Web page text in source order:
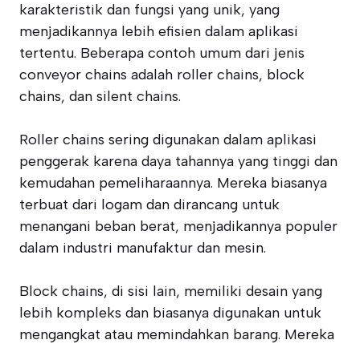
karakteristik dan fungsi yang unik, yang
menjadikannya lebih efisien dalam aplikasi
tertentu. Beberapa contoh umum dari jenis
conveyor chains adalah roller chains, block
chains, dan silent chains.
Roller chains sering digunakan dalam aplikasi
penggerak karena daya tahannya yang tinggi dan
kemudahan pemeliharaannya. Mereka biasanya
terbuat dari logam dan dirancang untuk
menangani beban berat, menjadikannya populer
dalam industri manufaktur dan mesin.
Block chains, di sisi lain, memiliki desain yang
lebih kompleks dan biasanya digunakan untuk
mengangkat atau memindahkan barang. Mereka